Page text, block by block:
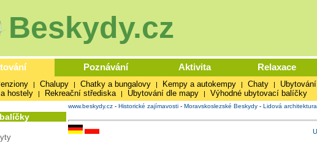
Beskydy.cz
Poznávání Aktivita Relaxace
| Chalupy | Chatky a bungalovy | Kempy a autokempy | Chaty |
hostely | Rekreační střediska | Ubytování dle mapy | Výhodné ubytovací balíčky
www.beskydy.cz- Historické zajímavosti- Moravskoslezské Beskydy- Lidová architektura